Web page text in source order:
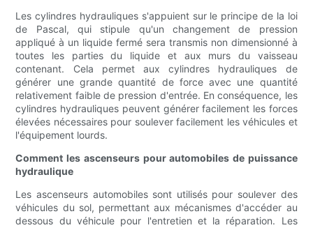
Les cylindres hydrauliques s'appuient sur le principe de la loi
de Pascal, qui stipule qu'un changement de pression
appliqué à un liquide fermé sera transmis non dimensionné à
toutes les parties du liquide et aux murs du vaisseau
contenant. Cela permet aux cylindres hydrauliques de
générer une grande quantité de force avec une quantité
relativement faible de pression d'entrée. En conséquence, les
cylindres hydrauliques peuvent générer facilement les forces
élevées nécessaires pour soulever facilement les véhicules et
l'équipement lourds.
Comment les ascenseurs pour automobiles de puissance
hydraulique
Les ascenseurs automobiles sont utilisés pour soulever des
véhicules du sol, permettant aux mécanismes d'accéder au
dessous du véhicule pour l'entretien et la réparation. Les